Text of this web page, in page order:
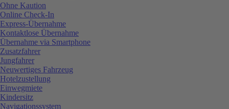
Ohne Kaution
Online Check-In
Express-Übernahme
Kontaktlose Übernahme
Übernahme via Smartphone
Zusatzfahrer
Jungfahrer
Neuwertiges Fahrzeug
Hotelzustellung
Einwegmiete
Kindersitz
Navigationssystem